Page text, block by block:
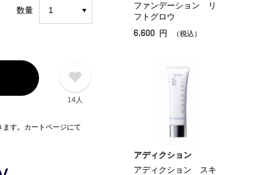
数量
14人
す。カートページにて
ファンデーション リ
フトグロウ
6,600 円 （税込）
アディクション
アディクション スキ